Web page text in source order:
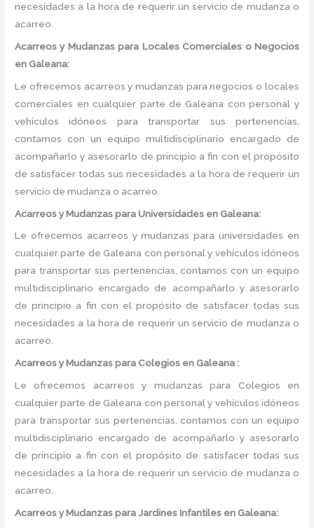
necesidades a la hora de requerir un servicio de mudanza o
acarreo.
Acarreos y Mudanzas para Locales Comerciales o Negocios
en Galeana:
Le ofrecemos acarreos y mudanzas para negocios o locales
comerciales en cualquier parte de Galeana con personal y
vehículos idóneos para transportar sus pertenencias,
contamos con un equipo multidisciplinario encargado de
acompañarlo y asesorarlo de principio a fin con el propósito
de satisfacer todas sus necesidades a la hora de requerir un
servicio de mudanza o acarreo.
Acarreos y Mudanzas para Universidades en Galeana:
Le ofrecemos acarreos y mudanzas para universidades en
cualquier parte de Galeana con personal y vehículos idóneos
para transportar sus pertenencias, contamos con un equipo
multidisciplinario encargado de acompañarlo y asesorarlo
de principio a fin con el propósito de satisfacer todas sus
necesidades a la hora de requerir un servicio de mudanza o
acarreo.
Acarreos y Mudanzas para Colegios en Galeana :
Le ofrecemos acarreos y mudanzas para Colegios en
cualquier parte de Galeana con personal y vehículos idóneos
para transportar sus pertenencias, contamos con un equipo
multidisciplinario encargado de acompañarlo y asesorarlo
de principio a fin con el propósito de satisfacer todas sus
necesidades a la hora de requerir un servicio de mudanza o
acarreo.
Acarreos y Mudanzas para Jardines Infantiles en Galeana: